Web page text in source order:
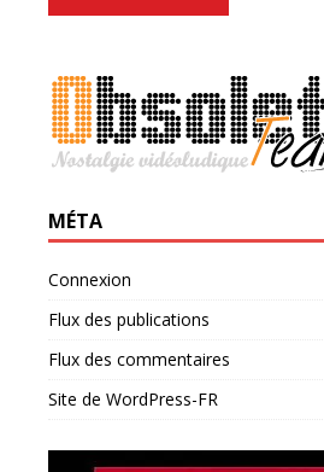
MÉTA
Connexion
Flux des publications
Flux des commentaires
Site de WordPress-FR